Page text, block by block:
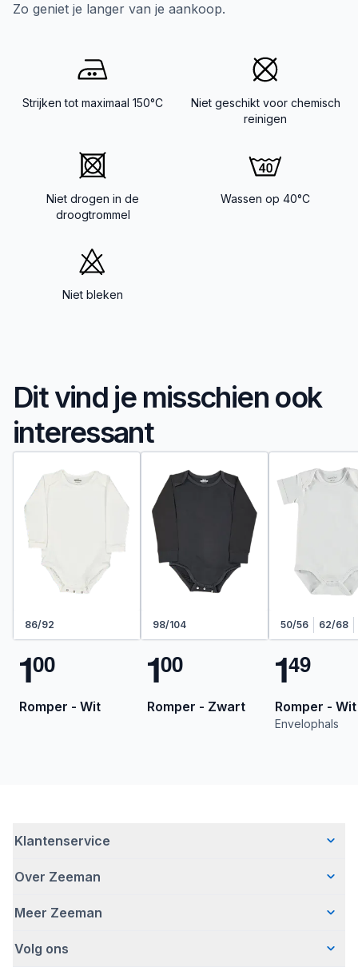
Zo geniet je langer van je aankoop.
Strijken tot maximaal 150°C
Niet geschikt voor chemisch
reinigen
Niet drogen in de
droogtrommel
Wassen op 40°C
Niet bleken
Dit vind je misschien ook
interessant
86/92
100
Romper - Wit
98/104
100
Romper - Zwart
50/56 62/68
149
Romper - Wit
Envelophals
Klantenservice
Veelgestelde vragen
Bezorgen
Retourneren
Over Zeeman
Wie wij zijn
Hoe wij verantwoord ondernemen
Meer Zeeman
Veiligheidswaarschuwing
Volg ons